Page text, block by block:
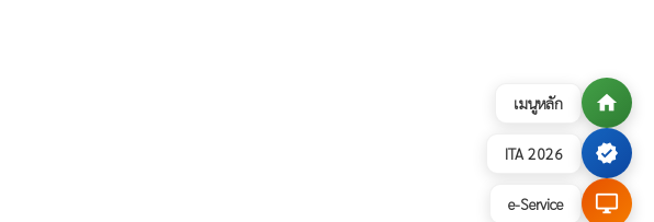
เมนูหลัก home
ITA 2026 verified
e-Service desktop_windows